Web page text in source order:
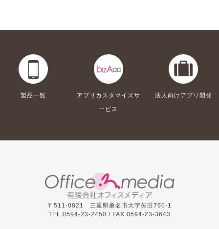
製品一覧
アプリカスタマイズサ
ービス
法人向けアプリ開発
〒511-0821 三重県桑名市大字矢田760-1
TEL.0594-23-2450 / FAX.0594-23-3643